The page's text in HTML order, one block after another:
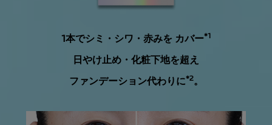
1本でシミ・シワ・赤みを カバー*1
日やけ止め・化粧下地を超え
ファンデーション代わりに*2。